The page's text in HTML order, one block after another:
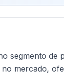
segmento de
mercado,